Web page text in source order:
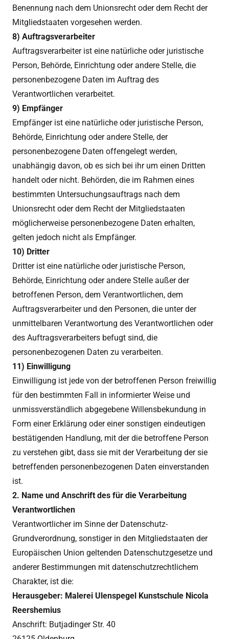
Benennung nach dem Unionsrecht oder dem Recht der
Mitgliedstaaten vorgesehen werden.
8) Auftragsverarbeiter
Auftragsverarbeiter ist eine natürliche oder juristische
Person, Behörde, Einrichtung oder andere Stelle, die
personenbezogene Daten im Auftrag des
Verantwortlichen verarbeitet.
9) Empfänger
Empfänger ist eine natürliche oder juristische Person,
Behörde, Einrichtung oder andere Stelle, der
personenbezogene Daten offengelegt werden,
unabhängig davon, ob es sich bei ihr um einen Dritten
handelt oder nicht. Behörden, die im Rahmen eines
bestimmten Untersuchungsauftrags nach dem
Unionsrecht oder dem Recht der Mitgliedstaaten
möglicherweise personenbezogene Daten erhalten,
gelten jedoch nicht als Empfänger.
10) Dritter
Dritter ist eine natürliche oder juristische Person,
Behörde, Einrichtung oder andere Stelle außer der
betroffenen Person, dem Verantwortlichen, dem
Auftragsverarbeiter und den Personen, die unter der
unmittelbaren Verantwortung des Verantwortlichen oder
des Auftragsverarbeiters befugt sind, die
personenbezogenen Daten zu verarbeiten.
11) Einwilligung
Einwilligung ist jede von der betroffenen Person freiwillig
für den bestimmten Fall in informierter Weise und
unmissverständlich abgegebene Willensbekundung in
Form einer Erklärung oder einer sonstigen eindeutigen
bestätigenden Handlung, mit der die betroffene Person
zu verstehen gibt, dass sie mit der Verarbeitung der sie
betreffenden personenbezogenen Daten einverstanden
ist.
2. Name und Anschrift des für die Verarbeitung
Verantwortlichen
Verantwortlicher im Sinne der Datenschutz-
Grundverordnung, sonstiger in den Mitgliedstaaten der
Europäischen Union geltenden Datenschutzgesetze und
anderer Bestimmungen mit datenschutzrechtlichem
Charakter, ist die:
Herausgeber: Malerei Ulenspegel Kunstschule Nicola
Reershemius
Anschrift: Butjadinger Str. 40